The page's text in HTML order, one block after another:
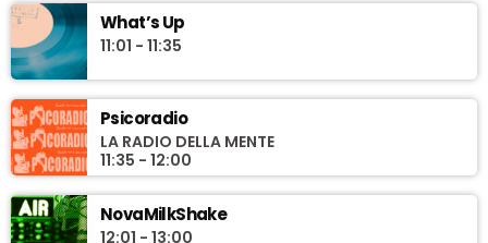
What’s Up
11:01 - 11:35
Psicoradio
LA RADIO DELLA MENTE
11:35 - 12:00
NovaMilkShake
12:01 - 13:00